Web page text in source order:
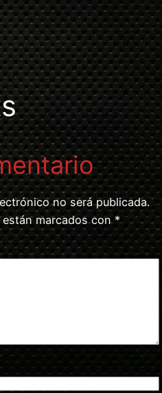
no será publicada.
marcados con *